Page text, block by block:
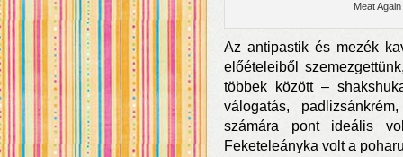
Meat
Az antipastik és mezék
előételeiből
többek között –
válogatás,
számára pont ideális
Feketeleányka volt a